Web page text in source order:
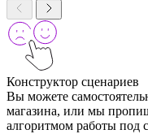
Конструктор сценариев
Вы можете
магазина, или мы
алгоритмом работы под